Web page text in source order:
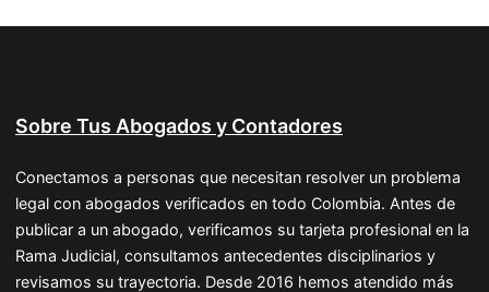
Sobre Tus Abogados y Contadores
Conectamos a personas que necesitan resolver un problema
legal con abogados verificados en todo Colombia. Antes de
publicar a un abogado, verificamos su tarjeta profesional en la
Rama Judicial, consultamos antecedentes disciplinarios y
revisamos su trayectoria. Desde 2016 hemos atendido más